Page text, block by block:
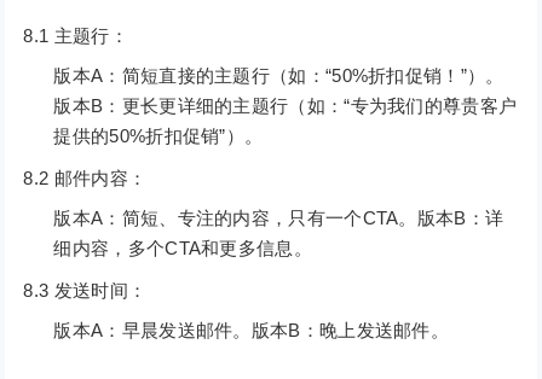
8.1 主题行：
版本A：简短直接的主题行（如：“50%折扣促销！”）。
版本B：更长更详细的主题行（如：“专为我们的尊贵客户
提供的50%折扣促销”）。
8.2 邮件内容：
版本A：简短、专注的内容，只有一个CTA。版本B：详
细内容，多个CTA和更多信息。
8.3 发送时间：
版本A：早晨发送邮件。版本B：晚上发送邮件。